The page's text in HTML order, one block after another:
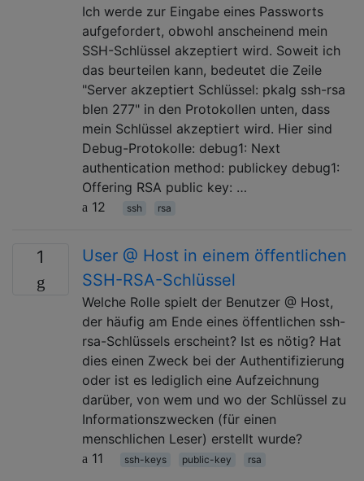
Ich werde zur Eingabe eines Passworts
aufgefordert, obwohl anscheinend mein
SSH-Schlüssel akzeptiert wird. Soweit ich
das beurteilen kann, bedeutet die Zeile
"Server akzeptiert Schlüssel: pkalg ssh-rsa
blen 277" in den Protokollen unten, dass
mein Schlüssel akzeptiert wird. Hier sind
Debug-Protokolle: debug1: Next
authentication method: publickey debug1:
Offering RSA public key: …
12
ssh rsa
1
User @ Host in einem öffentlichen
SSH-RSA-Schlüssel
Welche Rolle spielt der Benutzer @ Host,
der häufig am Ende eines öffentlichen ssh-
rsa-Schlüssels erscheint? Ist es nötig? Hat
dies einen Zweck bei der Authentifizierung
oder ist es lediglich eine Aufzeichnung
darüber, von wem und wo der Schlüssel zu
Informationszwecken (für einen
menschlichen Leser) erstellt wurde?
11
ssh-keys public-key rsa